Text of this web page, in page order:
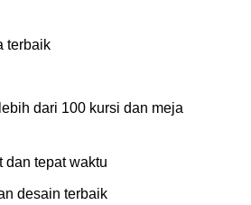
terbaik
dari 100 kursi dan meja
dan tepat waktu
desain terbaik